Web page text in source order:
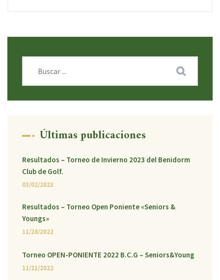
Últimas publicaciones
Resultados – Torneo de Invierno 2023 del Benidorm
Club de Golf.
03/02/2023
Resultados – Torneo Open Poniente «Seniors &
Youngs»
11/28/2022
Torneo OPEN-PONIENTE 2022 B.C.G – Seniors&Young
11/21/2022